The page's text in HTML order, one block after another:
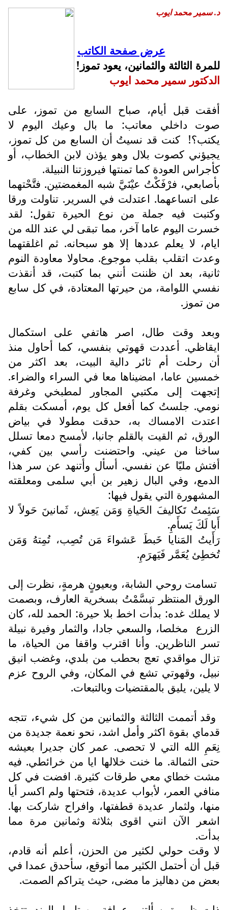
د. سمير محمد ايوب
عرض صفحة الكاتب
للمرة الثالثة والثمانين، يعود تموز!
الدكتور سمير محمد ايوب
أفقت قبل أيام، صباح السابع من تموز، على
صوت داخلي معاتب: ما بال وعيك اليوم لا
يكتب؟! كنت قد نسيتُ أن السابع من كل تموز،
يجيؤني كصوت بلال وهو يؤذن لابن الخطاب، أو
كأجراس العودة كما تمنتها فيروزتنا النبيلة.
بأصابعي، فرْفَكْتُ عيْنَيَّ شبه المغمضتين. فتَّحْتهما
على اتساعهما. اعتدلت في السرير. تناولت ورقا
وكتبت فيه جملة من نوع الحيرة تقول: لقد
خسرت اليوم عاما آخر، مما تبقى لي عند الله من
ايام، لا يعلم عددها إلا هو سبحانه. ثم اغلقتهما
وعدت اتقلب بقلب موجوع. محاولا معاودة النوم
ثانية، بعد ان ظننت أنني بما كتبت، قد أنقذت
نفسي اللوامة، من حيرتها المعتادة، في كل سابع
من تموز.
وبعد وقت طال، اصر هاتفي على استكمال
ايقاظي. أعددت قهوتي بنفسي، كما أحاول منذ
أن رحلت أم ثائر دالية البيت، بعد اكثر من
خمسين عاما، امضيناها معا في السراء والضراء.
إتجهت إلى مكتبي المجاور لمطبخي وغرفة
نومي. جلستُ كما أفعل كل يوم، أمسكت بقلم
اعتدت الامساك به، حدقت مطولا في بياض
الورق، ثم القيت بالقلم جانبا، لأمسح دمعا تسلل
ساخنا من عيني. واحتضنت رأسي بين كفي،
أفتش مليّا عن نفسي. أسأل وأتنهد عن سر هذا
الدمع، وفي البال زهير بن أبي سلمى ومعلقته
المشهورة التي يقول فيها:
سَئِمتُ تَكاليفَ الحَياةِ وَمَن يَعِش، ثَمانينَ حَولاً لا
أَبا لَكَ يَسأَمِ.
رَأَيتُ المَنايا خَبطَ عَشواءَ مَن تُصِب، تُمِتهُ وَمَن
تُخطِئ يُعَمَّر فَيَهرَمِ.
تسامت روحي الشابة، وبعيونٍ هرمةٍ، نظرت إلى
الورق المنتظر تبسَّمْتُ بسخرية العارف، وبصمت
لا يملك غده: بدأت اخط بلا حيرة: الحمد لله، كان
الزرع
مخلصا، والسعي جادا، والثمار وفيرة نبيلة
تسر الناظرين. وأنا اقترب واقفا من الحياة، ما
تزال مواقدي تعج بحطب من بلدي، وغضب انيق
نبيل، وقهوتي تشع في المكان، وفي الروح عزم
لا يلين، يليق بالمقتضيات وبالتبعات.
وقد أتممت الثالثة والثمانين من كل شيء، تتجه
قدماي بقوة اكثر وأمل اشد، نحو نعمة جديدة من
نِعَمِ الله التي لا تحصى. عمر كان جديرا بعيشه
حتى الثمالة. ما خنت خلالها ايا من خرائطي. فيه
مشت خطاي معي طرقات كثيرة. افضت في كل
منافي العمر، لأبواب عديدة، فتحتها ولم اكسر أيا
منها، ولثمار عديدة قطفتها، وافراح شاركت بها.
اشعر الآن انني اقوى بثلاثة وثمانين مرة مما
بدأت.
لا وقت حولي لكثير من الحزن، أعلم أنه قادم،
قبل أن أحتمل الكثير مما أتوقع، سأحدق عمدا في
بعض من دهاليز ما مضى، حيث يتراكم الصمت.